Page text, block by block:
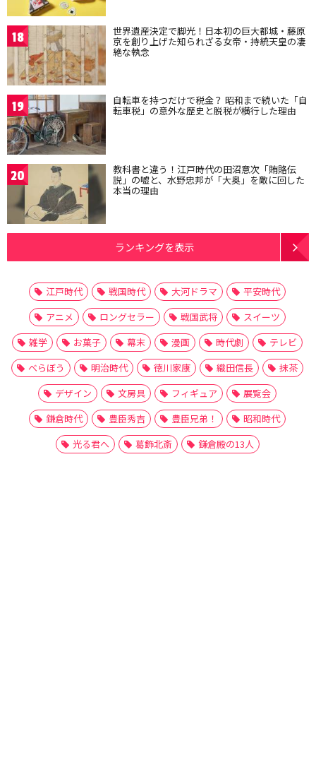
18 世界遺産決定で脚光！日本初の巨大都城・藤原
京を創り上げた知られざる女帝・持統天皇の凄
絶な執念
19 自転車を持つだけで税金？ 昭和まで続いた「自
転車税」の意外な歴史と脱税が横行した理由
20 教科書と違う！江戸時代の田沼意次「賄賂伝
説」の嘘と、水野忠邦が「大奥」を敵に回した
本当の理由
ランキングを表示
江戸時代 戦国時代 大河ドラマ
平安時代
アニメ
ロングセラー 戦国武将
スイーツ
雑学
お菓子 幕末 漫画 時代劇
テレビ
べらぼう
明治時代 徳川家康 織田信長
抹茶
デザイン
文房具 フィギュア
展覧会
鎌倉時代
豊臣秀吉 豊臣兄弟！
昭和時代
光る君へ
葛飾北斎 鎌倉殿の13人